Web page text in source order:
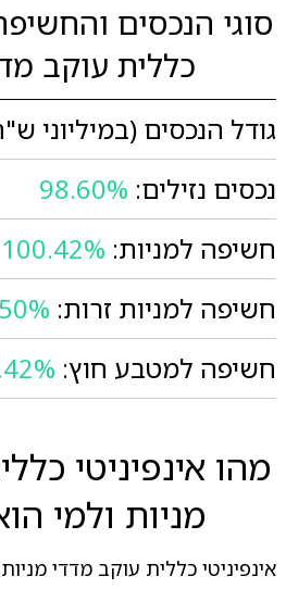
סוגי הנכסים
כללית עוקב
גודל הנכסים (במיליוני
נכסים נזילים: 98.60%
חשיפה למניות: 100.42%
חשיפה למניות זרות:
חשיפה למטבע חוץ:
מהו אינפיניטי
מניות ולמי
אינפיניטי כללית עוקב מדדי